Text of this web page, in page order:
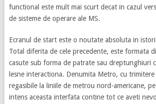
functional este mult mai scurt decat in cazul
de sisteme de operare ale MS.
Ecranul de start este o noutate absoluta in
Total diferita de cele precedente, este formata
casute sub forma de patrate sau dreptunghiuri
lesne interactiona. Denumita Metro, cu
regasibile la liniile de metrou nord-americane,
intens aceasta interfata contine tot ce aveti